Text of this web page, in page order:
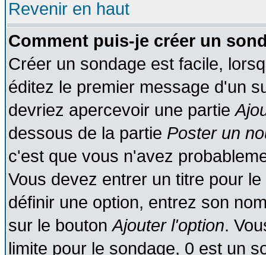
Revenir en haut
Comment puis-je créer un
Créer un sondage est facile,
éditez le premier message d'un
devriez apercevoir une partie
dessous de la partie Poster un
c'est que vous n'avez
Vous devez entrer un titre pour
définir une option, entrez son
sur le boutonAjouter l'option.
limite pour le sondage, 0 est un